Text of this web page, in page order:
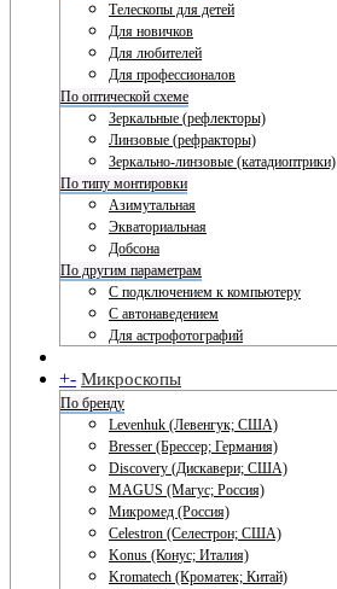
Телескопы для детей
Для новичков
Для любителей
Для профессионалов
По оптической схеме
Зеркальные (рефлекторы)
Линзовые (рефракторы)
Зеркально-линзовые (катадиоптрики)
По типу монтировки
Азимутальная
Экваториальная
Добсона
По другим параметрам
С подключением к компьютеру
С автонаведением
Для астрофотографий
+- Микроскопы
По бренду
Levenhuk (Левенгук; США)
Bresser (Брессер; Германия)
Discovery (Дискавери; США)
MAGUS (Магус; Россия)
Микромед (Россия)
Celestron (Селестрон; США)
Konus (Конус; Италия)
Kromatech (Кроматек; Китай)